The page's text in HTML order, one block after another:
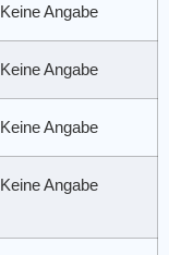
Keine Angabe
Keine Angabe
Keine Angabe
Keine Angabe